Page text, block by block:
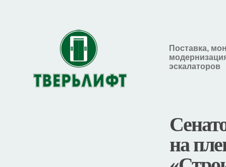
Поставка,
эскалаторов
на